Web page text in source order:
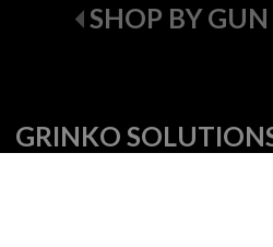
SHOP BY
GRINKO